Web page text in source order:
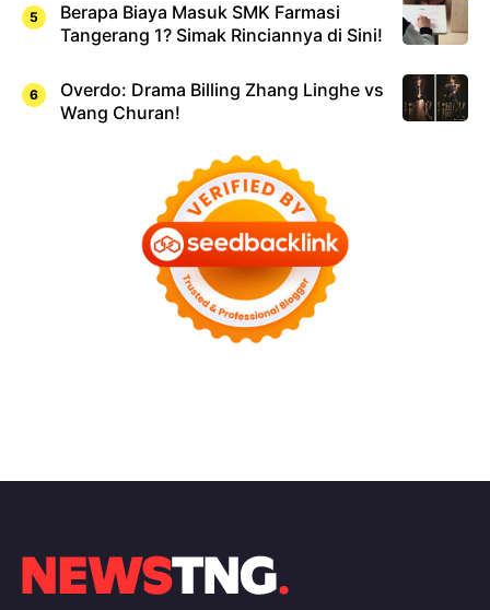
Berapa Biaya Masuk SMK Farmasi
Tangerang 1? Simak Rinciannya di Sini!
Overdo: Drama Billing Zhang Linghe vs
Wang Churan!